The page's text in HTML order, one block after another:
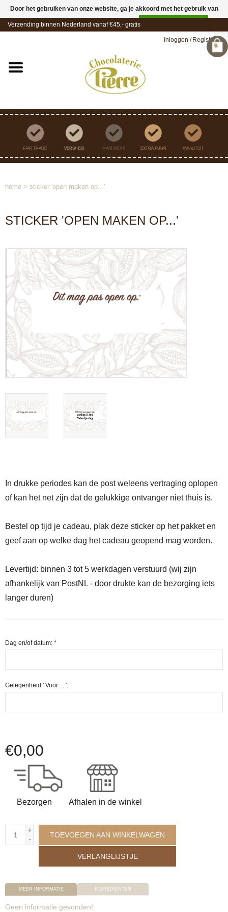
Verzending binnen Nederland vanaf €45,- gratis
Inloggen / Registreren
FAIR TRADE VERSHEID MAATWERK EXTRA PUUR KWALITEIT
home > sticker 'open maken op...'
STICKER 'OPEN MAKEN OP...'
In drukke periodes kan de post weleens vertraging oplopen
of kan het net zijn dat de gelukkige ontvanger niet thuis is.
Bestel op tijd je cadeau, plak deze sticker op het pakket en
geef aan op welke dag het cadeau geopend mag worden.
Levertijd: binnen 3 tot 5 werkdagen verstuurd (wij zijn
afhankelijk van PostNL - door drukte kan de bezorging iets
langer duren)
Dag en/of datum: *
Gelegenheid ' Voor ... ':
€0,00
Bezorgen Afhalen in de winkel
+
-
TOEVOEGEN AAN WINKELWAGEN
VERLANGLIJSTJE
MEER INFORMATIE INGREDÏENTEN
Geen informatie gevonden!
Door het gebruiken van onze website, ga je akkoord met het gebruik van
cookies om onze website te verbeteren.
Meer over cookies »